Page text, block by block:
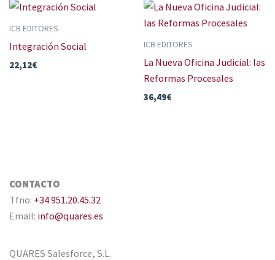
ICB EDITORES
Integración Social
22,12€
ICB EDITORES
La Nueva Oficina Judicial: las
Reformas Procesales
36,49€
CONTACTO
Tfno: +34 951.20.45.32
Email: info@quares.es
QUARES Salesforce, S.L.